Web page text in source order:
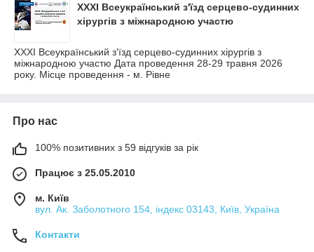
ХХХІ Всеукраїнський з'їзд серцево-судинних
хірургів з міжнародною участю
ХХХІ Всеукраїнський з'їзд серцево-судинних хірургів з
міжнародною участю Дата проведення 28-29 травня 2026
року. Місце проведення - м. Рівне
Про нас
100% позитивних з 59 відгуків за рік
Працює з 25.05.2010
м. Київ
вул. Ак. Заболотного 154, індекс 03143, Київ, Україна
Контакти